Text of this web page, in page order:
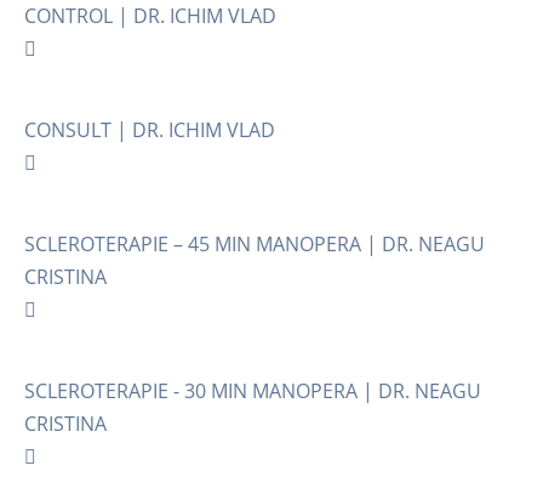
CONTROL | DR. ICHIM VLAD
CONSULT | DR. ICHIM VLAD
SCLEROTERAPIE – 45 MIN MANOPERA | DR. NEAGU
CRISTINA
SCLEROTERAPIE - 30 MIN MANOPERA | DR. NEAGU
CRISTINA